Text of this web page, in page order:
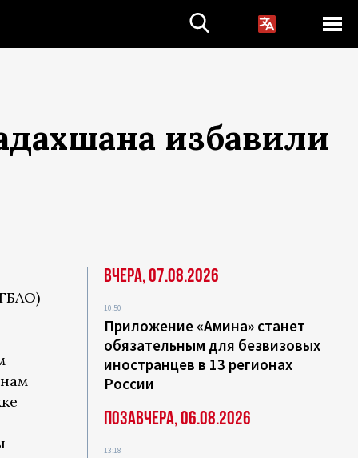
избавили
Вчера, 07.08.2026
10:50
Приложение «Амина» станет
обязательным для безвизовых
иностранцев в 13 регионах
России
Позавчера, 06.08.2026
13:18